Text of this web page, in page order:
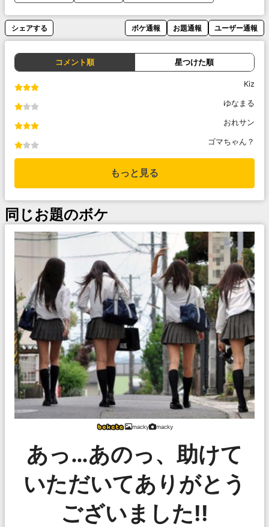
シェアする ボケ通報 お題通報 ユーザー通報
コメント順 星つけた順
Kiz
ゆなまる
おれサン
ゴマちゃん？
もっと見る
同じお題のボケ
macky macky
あっ…あのっ、助けて
いただいてありがとう
ございました!!